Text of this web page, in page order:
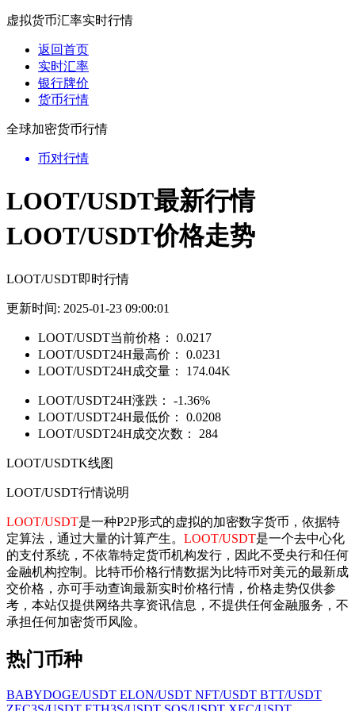
虚拟货币汇率实时行情
返回首页
实时汇率
银行牌价
货币行情
全球加密货币行情
币对行情
LOOT/USDT最新行情
LOOT/USDT价格走势
LOOT/USDT即时行情
更新时间: 2025-01-23 09:00:01
LOOT/USDT当前价格：
0.0217
LOOT/USDT24H最高价：
0.0231
LOOT/USDT24H成交量：
174.04K
LOOT/USDT24H涨跌：
-1.36%
LOOT/USDT24H最低价：
0.0208
LOOT/USDT24H成交次数：
284
LOOT/USDTK线图
LOOT/USDT行情说明
LOOT/USDT是一种P2P形式的虚拟的加密数字货币，依据特
定算法，通过大量的计算产生。 LOOT/USDT是一个去中心化
的支付系统，不依靠特定货币机构发行，因此不受央行和任何
金融机构控制。比特币价格行情数据为比特币对美元的最新成
交价格，亦可手动查询最新实时价格行情，价格走势仅供参
考，本站仅提供网络共享资讯信息，不提供任何金融服务，不
承担任何加密货币风险。
热门币种
BABYDOGE/USDT ELON/USDT NFT/USDT BTT/USDT